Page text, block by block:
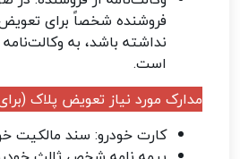
فروشنده شخصاً برای
نداشته باشد، به وکالت‌نامه
است.
مدارک مورد نیاز تعویض پلاک
کارت خودرو: سند مالکیت